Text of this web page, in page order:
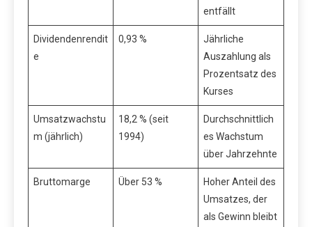
entfällt
Dividendenrendit
e
0,93 %
Jährliche
Auszahlung als
Prozentsatz des
Kurses
Umsatzwachstu
m (jährlich)
18,2 % (seit
1994)
Durchschnittlich
es Wachstum
über Jahrzehnte
Bruttomarge Über 53 %
Hoher Anteil des
Umsatzes, der
als Gewinn bleibt